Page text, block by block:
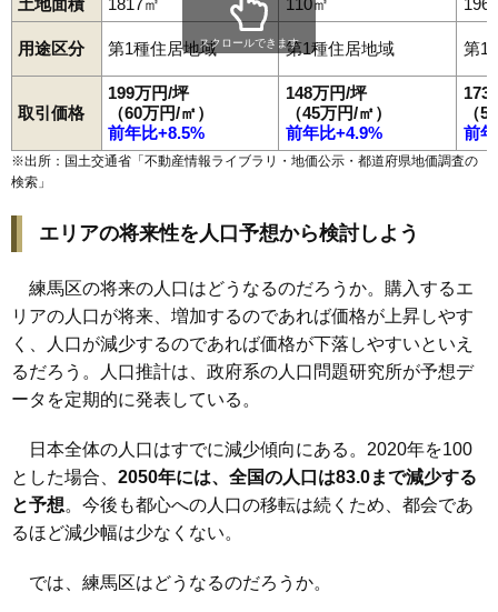
土地面積 1817㎡ 110㎡ 196
用途区分 第1種住居地域 第1種住居地域 第1
取引価格
199万円/坪
（60万円/㎡）
前年比+8.5%
148万円/坪
（45万円/㎡）
前年比+4.9%
173
（
前
スクロールできます
※出所：国土交通省「 不動産情報ライブラリ・地価公示・都道府県地価調査の
検索 」
エリアの将来性を人口予想から検討しよう
練馬区の将来の人口はどうなるのだろうか。購入するエ
リアの人口が将来、増加するのであれば価格が上昇しやす
く、人口が減少するのであれば価格が下落しやすいといえ
るだろう。人口推計は、政府系の人口問題研究所が予想デ
ータを定期的に発表している。
日本全体の人口はすでに減少傾向にある。2020年を100
とした場合、 2050年には、全国の人口は83.0まで減少する
と予想。今後も都心への人口の移転は続くため、都会であ
るほど減少幅は少なくない。
では、練馬区はどうなるのだろうか。